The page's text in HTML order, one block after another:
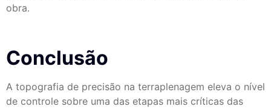
obra.
Conclusão
A topografia de precisão na terraplenagem eleva o nível
de controle sobre uma das etapas mais críticas das